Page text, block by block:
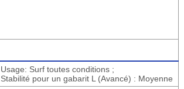
Usage: Surf toutes conditions ;
Stabilité pour un gabarit L (Avancé) : Moyenne